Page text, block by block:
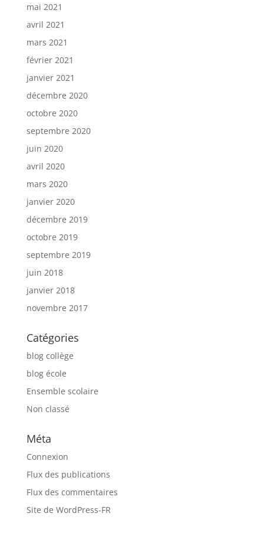
mai 2021
avril 2021
mars 2021
février 2021
janvier 2021
décembre 2020
octobre 2020
septembre 2020
juin 2020
avril 2020
mars 2020
janvier 2020
décembre 2019
octobre 2019
septembre 2019
juin 2018
janvier 2018
novembre 2017
Catégories
blog collège
blog école
Ensemble scolaire
Non classé
Méta
Connexion
Flux des publications
Flux des commentaires
Site de WordPress-FR